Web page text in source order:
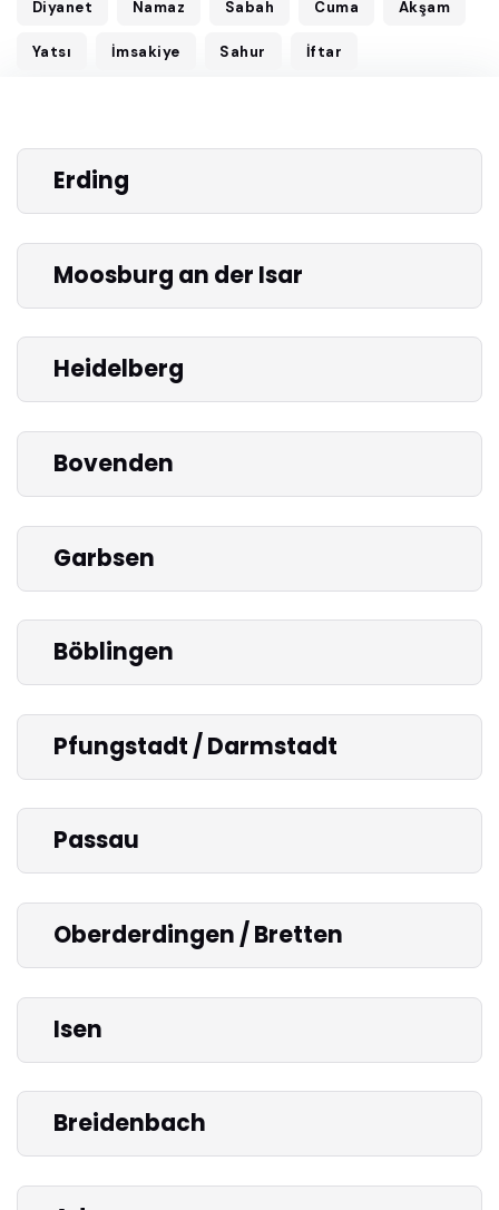
Diyanet Namaz Sabah Cuma Akşam
Yatsı İmsakiye Sahur İftar
Erding
Moosburg an der Isar
Heidelberg
Bovenden
Garbsen
Böblingen
Pfungstadt / Darmstadt
Passau
Oberderdingen / Bretten
Isen
Breidenbach